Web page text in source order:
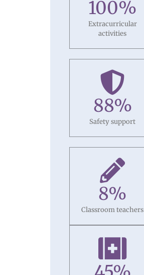
100%
Extracurricular
activities
88%
Safety support
8%
Classroom teachers